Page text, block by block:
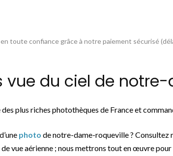
toute confiance grâce à notre paiement sécurisé
du ciel de
des plus riches photothèques de France et
photo de notre-dame-roqueville ? Consultez
vue aérienne ; nous mettrons tout en œuvre